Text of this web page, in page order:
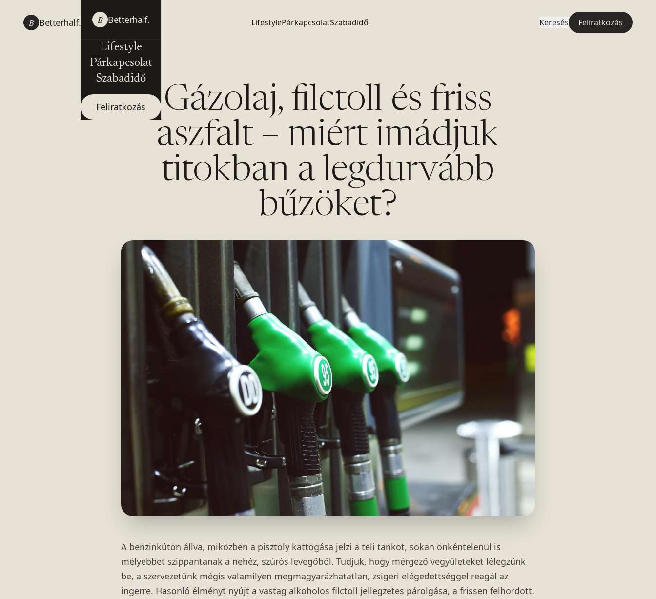
B Betterhalf. LifestylePárkapcsolatSzabadidő Keresés Feliratkozás
B Betterhalf.
Lifestyle
Párkapcsolat
Szabadidő
Feliratkozás
Gázolaj, filctoll és friss
aszfalt – miért imádjuk
titokban a legdurvább
bűzöket?
A benzinkúton állva, miközben a pisztoly kattogása jelzi a teli tankot, sokan önkéntelenül is
mélyebbet szippantanak a nehéz, szúrós levegőből. Tudjuk, hogy mérgező vegyületeket lélegzünk
be, a szervezetünk mégis valamilyen megmagyarázhatatlan, zsigeri elégedettséggel reagál az
ingerre. Hasonló élményt nyújt a vastag alkoholos filctoll jellegzetes párolgása, a frissen felhordott,